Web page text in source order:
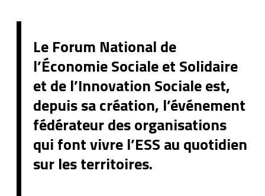
Le Forum National de
l’Économie Sociale et Solidaire
et de l’Innovation Sociale est,
depuis sa création, l’événement
fédérateur des organisations
qui font vivre l’ESS au quotidien
sur les territoires.